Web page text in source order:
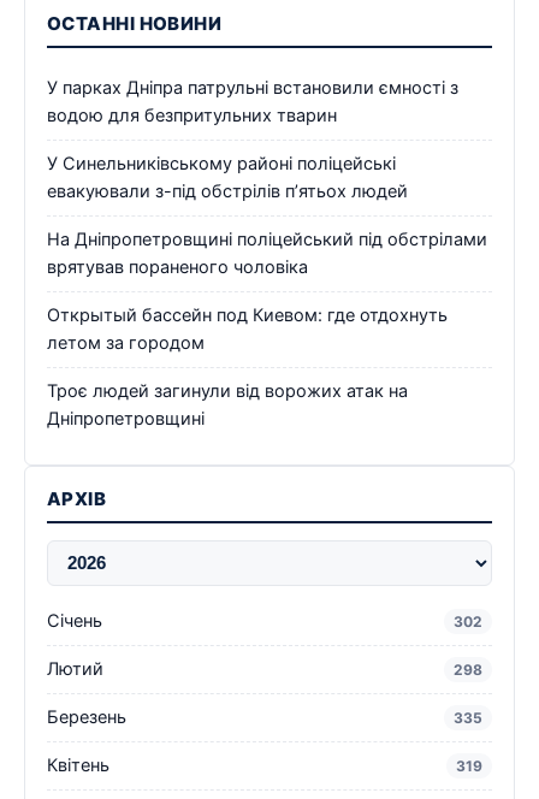
ОСТАННІ НОВИНИ
У парках Дніпра патрульні встановили ємності з
водою для безпритульних тварин
У Синельниківському районі поліцейські
евакуювали з-під обстрілів п’ятьох людей
На Дніпропетровщині поліцейський під обстрілами
врятував пораненого чоловіка
Открытый бассейн под Киевом: где отдохнуть
летом за городом
Троє людей загинули від ворожих атак на
Дніпропетровщині
АРХІВ
Січень 302
Лютий 298
Березень 335
Квітень 319